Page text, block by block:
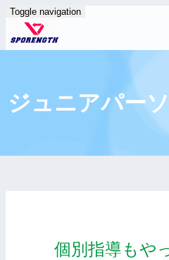
Toggle navigation
ジュニアパー
個別指導もや